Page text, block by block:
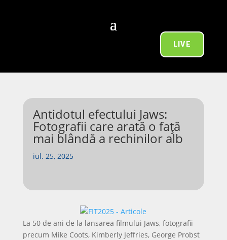
LIVE
Antidotul efectului Jaws:
Fotografii care arată o față
mai blândă a rechinilor alb
iul. 25, 2025
La 50 de ani de la lansarea filmului Jaws, fotografii
precum Mike Coots, Kimberly Jeffries, George Probst